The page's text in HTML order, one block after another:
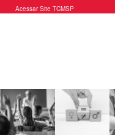
Acessar Site TCMSP